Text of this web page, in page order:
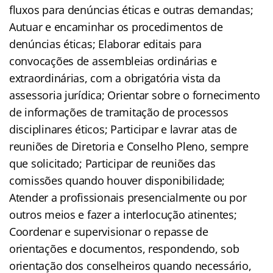
fluxos para denúncias éticas e outras demandas;
Autuar e encaminhar os procedimentos de
denúncias éticas; Elaborar editais para
convocações de assembleias ordinárias e
extraordinárias, com a obrigatória vista da
assessoria jurídica; Orientar sobre o fornecimento
de informações de tramitação de processos
disciplinares éticos; Participar e lavrar atas de
reuniões de Diretoria e Conselho Pleno, sempre
que solicitado; Participar de reuniões das
comissões quando houver disponibilidade;
Atender a profissionais presencialmente ou por
outros meios e fazer a interlocução atinentes;
Coordenar e supervisionar o repasse de
orientações e documentos, respondendo, sob
orientação dos conselheiros quando necessário,